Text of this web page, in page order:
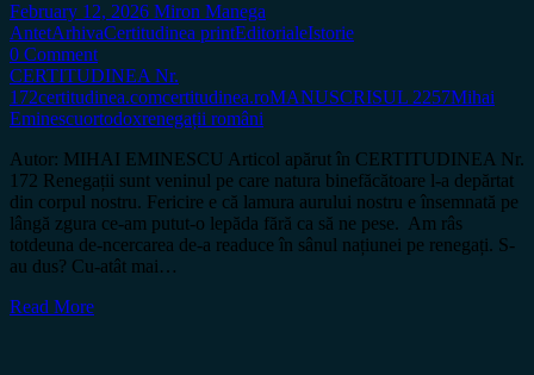
February 12, 2026 Miron Manega
AntetArhivaCertitudinea printEditorialeIstorie
0 Comment
CERTITUDINEA Nr.
172certitudinea.comcertitudinea.roMANUSCRISUL 2257Mihai
Eminescuortodoxrenegații români
Autor: MIHAI EMINESCU Articol apărut în CERTITUDINEA Nr.
172 Renegații sunt veninul pe care natura binefăcătoare l-a depărtat
din corpul nostru. Fericire e că lamura aurului nostru e însemnată pe
lângă zgura ce-am putut-o lepăda fără ca să ne pese. Am râs
totdeuna de-ncercarea de-a readuce în sânul națiunei pe renegați. S-
au dus? Cu-atât mai…
Read More